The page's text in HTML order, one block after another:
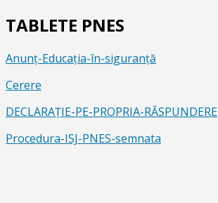
TABLETE PNES
Anunț-Educația-în-siguranță
Cerere
DECLARAȚIE-PE-PROPRIA-RĂSPUNDERE
Procedura-ISJ-PNES-semnata